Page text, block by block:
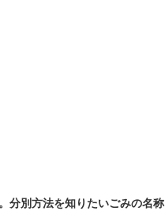
分別方法を知りたいごみの名称